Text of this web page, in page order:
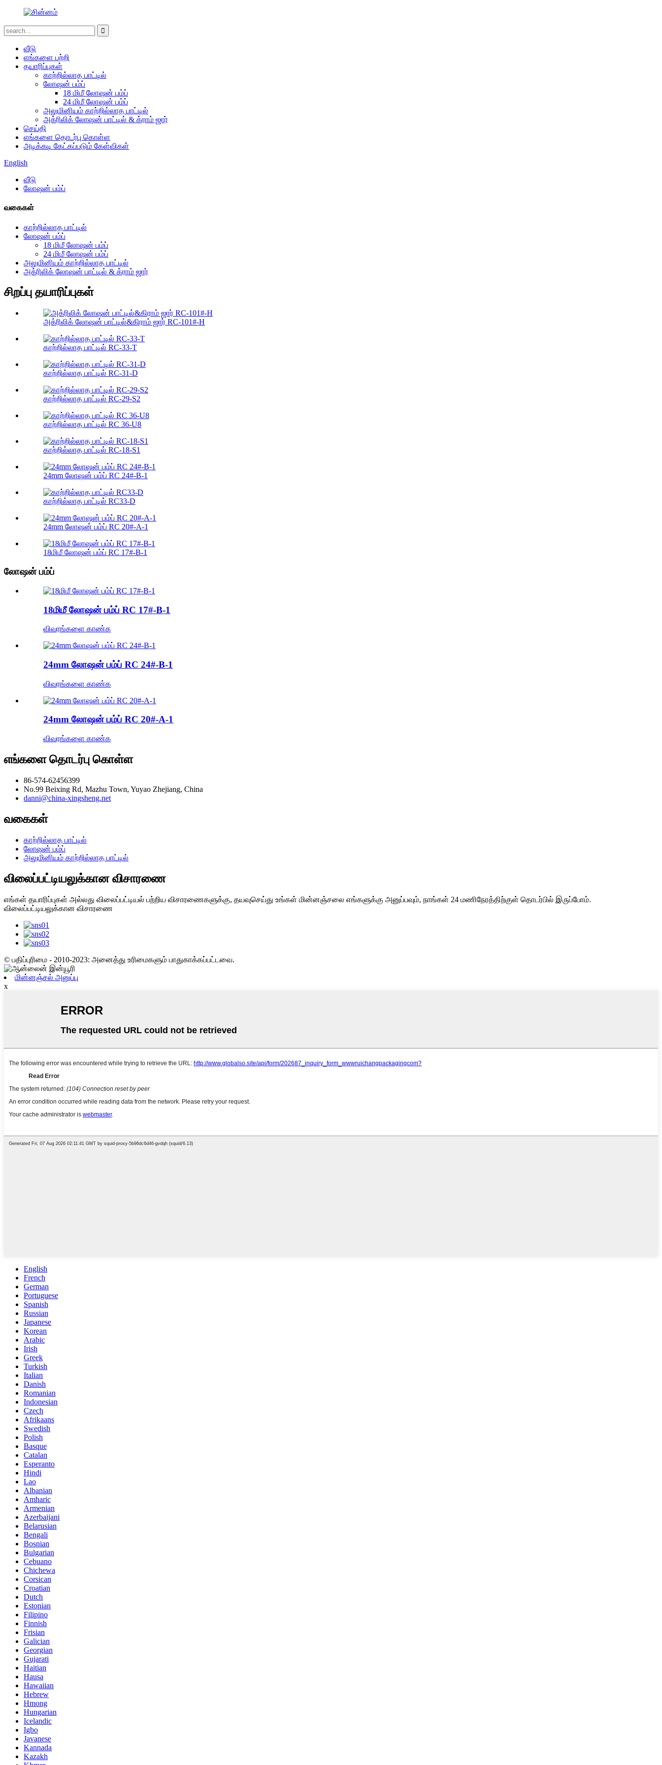
வீடு
எங்களை பற்றி
தயாரிப்புகள்
காற்றில்லாத பாட்டில்
லோஷன் பம்ப்
18 மிமீ லோஷன் பம்ப்
24 மிமீ லோஷன் பம்ப்
அலுமினியம் காற்றில்லாத பாட்டில்
அக்ரிலிக் லோஷன் பாட்டில் & க்ராம் ஜார்
செய்தி
எங்களை தொடர்பு கொள்ள
அடிக்கடி கேட்கப்படும் கேள்விகள்
English
வீடு
லோஷன் பம்ப்
வகைகள்
காற்றில்லாத பாட்டில்
லோஷன் பம்ப்
18 மிமீ லோஷன் பம்ப்
24 மிமீ லோஷன் பம்ப்
அலுமினியம் காற்றில்லாத பாட்டில்
அக்ரிலிக் லோஷன் பாட்டில் & க்ராம் ஜார்
சிறப்பு தயாரிப்புகள்
அக்ரிலிக் லோஷன் பாட்டில்&கிராம் ஜார் RC-101#-H
காற்றில்லாத பாட்டில் RC-33-T
காற்றில்லாத பாட்டில் RC-31-D
காற்றில்லாத பாட்டில் RC-29-S2
காற்றில்லாத பாட்டில் RC 36-U8
காற்றில்லாத பாட்டில் RC-18-S1
24mm லோஷன் பம்ப் RC 24#-B-1
காற்றில்லாத பாட்டில் RC33-D
24mm லோஷன் பம்ப் RC 20#-A-1
18மிமீ லோஷன் பம்ப் RC 17#-B-1
லோஷன் பம்ப்
18மிமீ லோஷன் பம்ப் RC 17#-B-1
விவரங்களை காண்க
24mm லோஷன் பம்ப் RC 24#-B-1
விவரங்களை காண்க
24mm லோஷன் பம்ப் RC 20#-A-1
விவரங்களை காண்க
எங்களை தொடர்பு கொள்ள
86-574-62456399
No.99 Beixing Rd, Mazhu Town, Yuyao Zhejiang, China
danni@china-xingsheng.net
வகைகள்
காற்றில்லாத பாட்டில்
லோஷன் பம்ப்
அலுமினியம் காற்றில்லாத பாட்டில்
விலைப்பட்டியலுக்கான விசாரணை
எங்கள் தயாரிப்புகள் அல்லது விலைப்பட்டியல் பற்றிய விசாரணைகளுக்கு, தயவுசெய்து உங்கள் மின்னஞ்சலை எங்களுக்கு அனுப்பவும், நாங்கள் 24 மணிநேரத்திற்குள் தொடர்பில் இருப்போம்.
விலைப்பட்டியலுக்கான விசாரணை
© பதிப்புரிமை - 2010-2023: அனைத்து உரிமைகளும் பாதுகாக்கப்பட்டவை.
மின்னஞ்சல் அனுப்பு
x
English
French
German
Portuguese
Spanish
Russian
Japanese
Korean
Arabic
Irish
Greek
Turkish
Italian
Danish
Romanian
Indonesian
Czech
Afrikaans
Swedish
Polish
Basque
Catalan
Esperanto
Hindi
Lao
Albanian
Amharic
Armenian
Azerbaijani
Belarusian
Bengali
Bosnian
Bulgarian
Cebuano
Chichewa
Corsican
Croatian
Dutch
Estonian
Filipino
Finnish
Frisian
Galician
Georgian
Gujarati
Haitian
Hausa
Hawaiian
Hebrew
Hmong
Hungarian
Icelandic
Igbo
Javanese
Kannada
Kazakh